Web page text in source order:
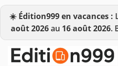
☀️ Édition999 en vacances :
août 2026au 16 août 2026.